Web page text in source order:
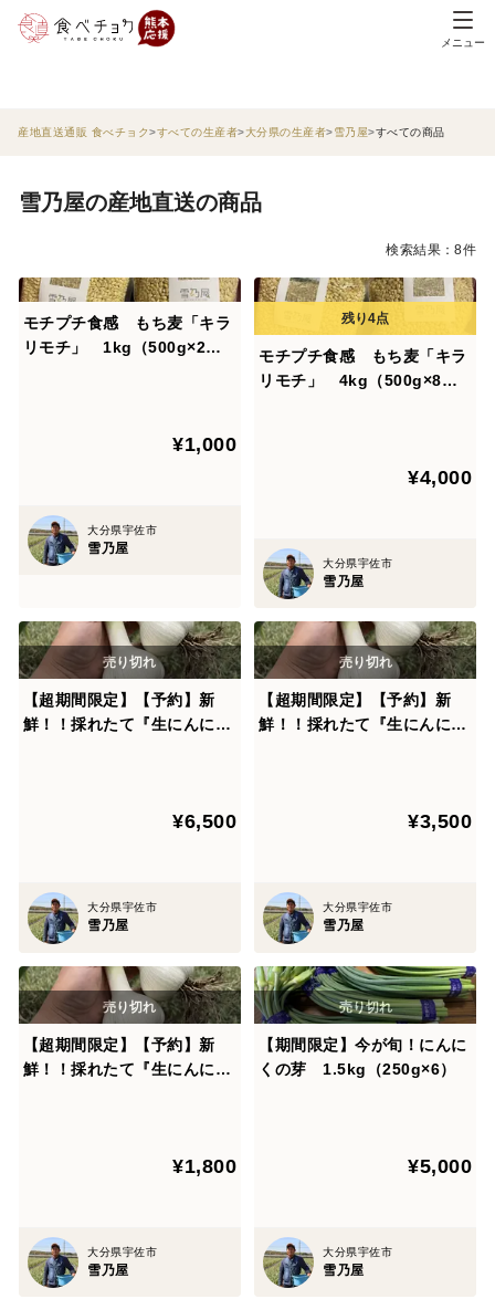
メニュー
産地直送通販 食べチョク すべての生産者 大分県の生産者 雪乃屋 すべての商品
雪乃屋の産地直送の商品
検索結果：8件
モチプチ食感 もち麦「キラ
リモチ」 1kg（500g×2
¥1,000
大分県宇佐市
雪乃屋
モチプチ食感 もち麦「キラ
リモチ」 4kg（500g×8
¥4,000
大分県宇佐市
雪乃屋
【超期間限定】【予約】新
鮮！！採れたて『生にんに
¥6,500
大分県宇佐市
雪乃屋
【超期間限定】【予約】新
鮮！！採れたて『生にんに
¥3,500
大分県宇佐市
雪乃屋
【超期間限定】【予約】新
鮮！！採れたて『生にんに
¥1,800
大分県宇佐市
雪乃屋
【期間限定】今が旬！にんに
くの芽 1.5kg（250g×6）
¥5,000
大分県宇佐市
雪乃屋